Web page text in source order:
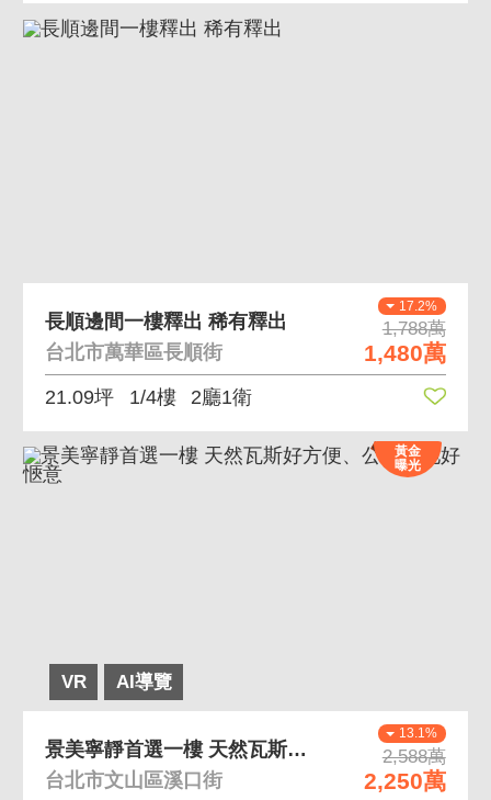
17.2%
1,788萬
1,480萬
長順邊間一樓釋出 稀有釋出
台北市萬華區長順街
21.09坪 1/4樓 2廳1衛
VR AI導覽
黃金
曝光
13.1%
2,588萬
2,250萬
景美寧靜首選一樓 天然瓦斯好方便、公園綠地好愜意
台北市文山區溪口街